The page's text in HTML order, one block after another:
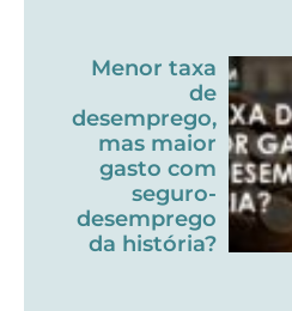
Menor taxa
de
desemprego,
mas maior
gasto com
seguro-
desemprego
da história?